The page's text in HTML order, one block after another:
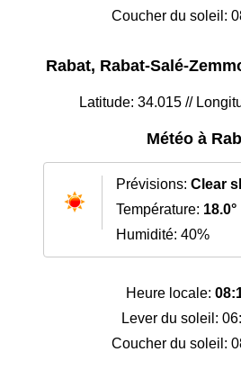
Coucher du soleil:
Rabat, Rabat-Salé-
Latitude: 34.015 //
Météo à
Prévisions: Clear
Température: 18.0°
Humidité: 40%
Heure locale:
Lever du soleil:
Coucher du soleil: